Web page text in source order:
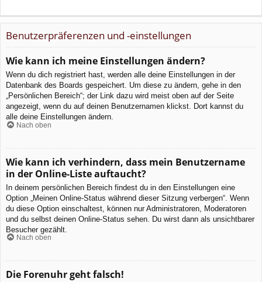
Benutzerpräferenzen und -einstellungen
Wie kann ich meine Einstellungen ändern?
Wenn du dich registriert hast, werden alle deine Einstellungen in der
Datenbank des Boards gespeichert. Um diese zu ändern, gehe in den
„Persönlichen Bereich“; der Link dazu wird meist oben auf der Seite
angezeigt, wenn du auf deinen Benutzernamen klickst. Dort kannst du
alle deine Einstellungen ändern.
Nach oben
Wie kann ich verhindern, dass mein Benutzername
in der Online-Liste auftaucht?
In deinem persönlichen Bereich findest du in den Einstellungen eine
Option „Meinen Online-Status während dieser Sitzung verbergen“. Wenn
du diese Option einschaltest, können nur Administratoren, Moderatoren
und du selbst deinen Online-Status sehen. Du wirst dann als unsichtbarer
Besucher gezählt.
Nach oben
Die Forenuhr geht falsch!